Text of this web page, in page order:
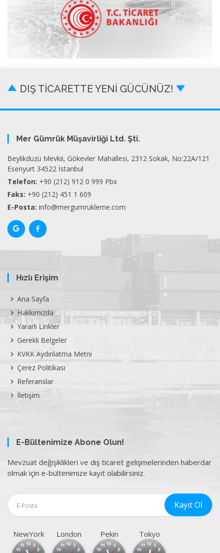
DIŞ TİCARETTE YENİ GÜCÜNÜZ!
Mer Gümrük Müşavirliği Ltd. Şti.
Beylikdüzü Mevkii, Gökevler Mahallesi, 2312 Sokak, No:22A/121
Esenyurt 34522 İstanbul
Telefon: +90 (212) 912 0 999 Pbx
Faks: +90 (212) 451 1 609
E-Posta: info@mergumrukleme.com
Hızlı Erişim
Ana Sayfa
Hakkımızda
Yararlı Linkler
Gerekli Belgeler
KVKK Aydınlatma Metni
Çerez Politikası
Referanslar
İletişim
E-Bültenimize Abone Olun!
Mevzuat değişiklikleri ve dış ticaret gelişmelerinden haberdar
olmak için e-bültenimize kayıt olabilirsiniz.
NewYork London Pekin Tokyo